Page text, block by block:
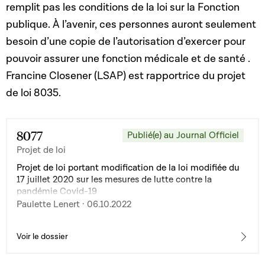
remplit pas les conditions de la loi sur la Fonction
publique. À l’avenir, ces personnes auront seulement
besoin d’une copie de l’autorisation d’exercer pour
pouvoir assurer une fonction médicale et de santé .
Francine Closener (LSAP) est rapportrice du projet
de loi 8035.
8077
Projet de loi
Publié(e) au Journal Officiel
Projet de loi portant modification de la loi modifiée du
17 juillet 2020 sur les mesures de lutte contre la
pandémie Covid-19
Paulette Lenert · 06.10.2022
Voir le dossier